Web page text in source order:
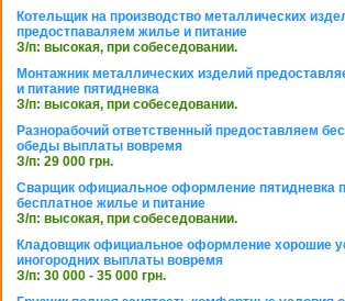
Котельщик на производство металлических
предостпаваляем жилье и питание
З/п: высокая, при собеседовании.
Монтажник металлических изделий
и питание пятидневка
З/п: высокая, при собеседовании.
Разнорабочий ответственный предоставляем
обеды выплаты вовремя
З/п: 29 000 грн.
Сварщик официальное оформление пятидневка
бесплатное жилье и питание
З/п: высокая, при собеседовании.
Кладовщик официальное оформление хорошие
иногородних выплаты вовремя
З/п: 30 000 - 35 000 грн.